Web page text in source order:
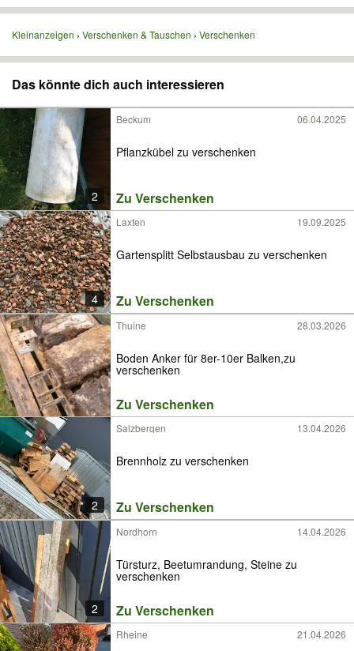
Kleinanzeigen Verschenken & Tauschen Verschenken
Das könnte dich auch interessieren
2
Beckum 06.04.2025
Pflanzkübel zu verschenken
Zu Verschenken
4
Laxten 19.09.2025
Gartensplitt Selbstausbau zu verschenken
Zu Verschenken
Thuine 28.03.2026
Boden Anker für 8er-10er Balken,zu
verschenken
Zu Verschenken
2
Salzbergen 13.04.2026
Brennholz zu verschenken
Zu Verschenken
2
Nordhorn 14.04.2026
Türsturz, Beetumrandung, Steine zu
verschenken
Zu Verschenken
Rheine 21.04.2026